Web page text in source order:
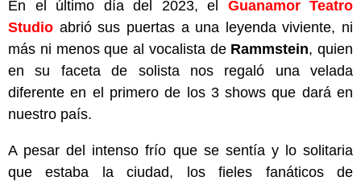
En el último día del 2023, el Guanamor Teatro
Studio abrió sus puertas a una leyenda viviente, ni
más ni menos que al vocalista de Rammstein, quien
en su faceta de solista nos regaló una velada
diferente en el primero de los 3 shows que dará en
nuestro país.
A pesar del intenso frío que se sentía y lo solitaria
que estaba la ciudad, los fieles fanáticos de